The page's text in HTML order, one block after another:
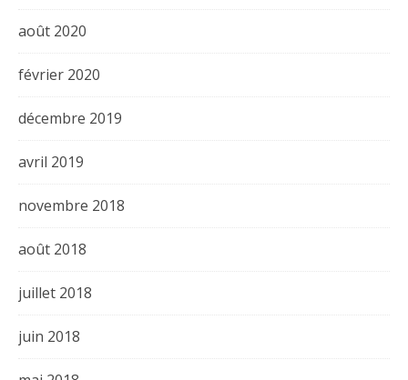
août 2020
février 2020
décembre 2019
avril 2019
novembre 2018
août 2018
juillet 2018
juin 2018